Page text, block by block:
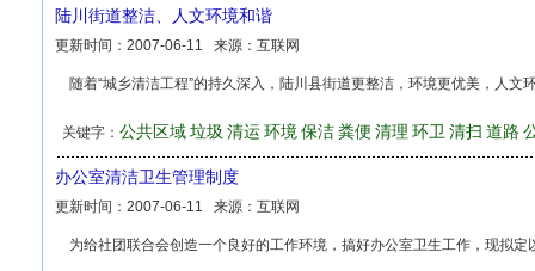
陆川街道整洁、人文环境和谐
更新时间： 2007-06-11 来源： 互联网
随着“城乡清洁工程”的持久深入，陆川县街道更整洁，环境更优美，人
关键字： 公共区域垃圾 清运 环境 保洁粪便 清理 环卫 清扫 道路
办公室清洁卫生管理制度
更新时间： 2007-06-11 来源： 互联网
为给社团联合会创造一个良好的工作环境，搞好办公室卫生工作，现拟